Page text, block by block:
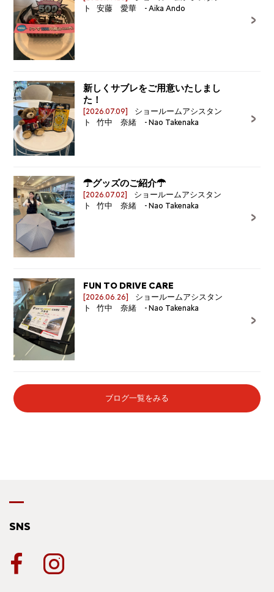
ト 安藤 愛華 - Aika Ando
新しくサブレをご用意いたしまし
た！
[2026.07.09]
ショールームアシスタン
ト 竹中 奈緒 - Nao Takenaka
☂グッズのご紹介☂
[2026.07.02]
ショールームアシスタン
ト 竹中 奈緒 - Nao Takenaka
FUN TO DRIVE CARE
[2026.06.26]
ショールームアシスタン
ト 竹中 奈緒 - Nao Takenaka
ブログ一覧をみる
SNS